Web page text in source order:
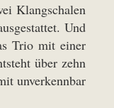
Klangschalen
Und
Trio mit einer
über zehn
unverkennbar